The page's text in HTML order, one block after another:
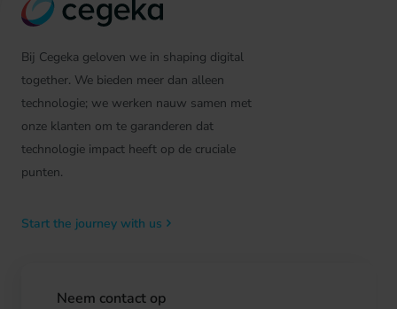
Bij Cegeka geloven we in shaping digital
together. We bieden meer dan alleen
technologie; we werken nauw samen met
onze klanten om te garanderen dat
technologie impact heeft op de cruciale
punten.
Start the journey with us
Neem contact op